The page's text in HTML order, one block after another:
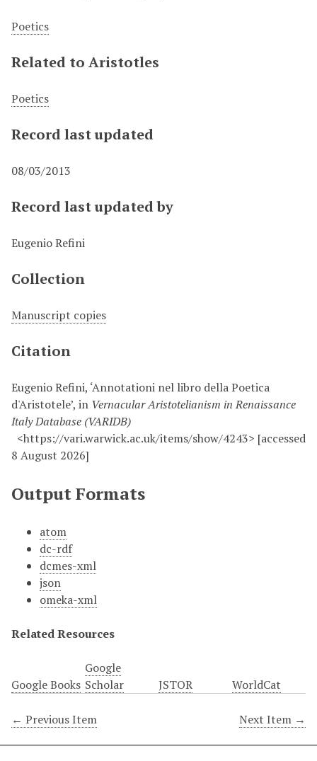
Poetics
Related to Aristotles
Poetics
Record last updated
08/03/2013
Record last updated by
Eugenio Refini
Collection
Manuscript copies
Citation
Eugenio Refini, ‘Annotationi nel libro della Poetica
d'Aristotele’, in Vernacular Aristotelianism in Renaissance
Italy Database (VARIDB)
<https://vari.warwick.ac.uk/items/show/4243> [accessed
8 August 2026]
Output Formats
atom
dc-rdf
dcmes-xml
json
omeka-xml
Related Resources
Google Books
Google
Scholar
JSTOR WorldCat
← Previous Item Next Item →